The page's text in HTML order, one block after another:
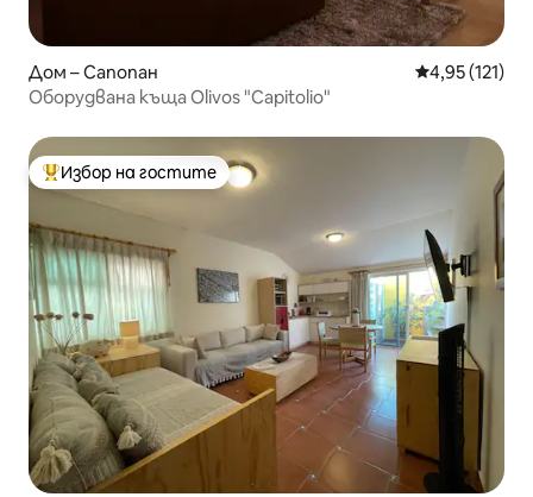
Дом – Сапопан Средна
4,95 (121)
Оборудвана къща Olivos "Capitolio"
Най-популярен избор на гостите
Избор на гостите